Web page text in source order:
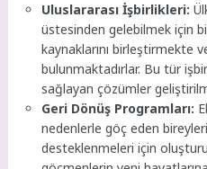
Uluslararası İşbirlikleri:
üstesinden gelebilmek için
kaynaklarını birleştirmekte
bulunmaktadırlar. Bu tür
sağlayan çözümler
Geri Dönüş Programları:
nedenlerle göç eden
desteklenmeleri için